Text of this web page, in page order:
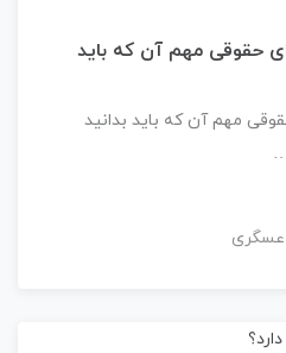
حقوقی مهم آن که باید
مهم آن که باید بدانید
عسگری